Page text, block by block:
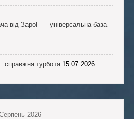
від ЗароГ — універсальна база
справжня турбота 15.07.2026
2026